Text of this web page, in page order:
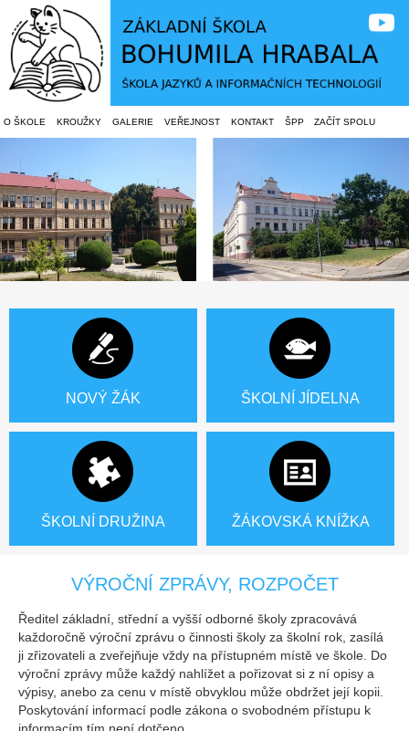
O ŠKOLE KROUŽKY GALERIE VEŘEJNOST KONTAKT ŠPP ZAČÍT SPOLU
NOVÝ ŽÁK ŠKOLNÍ JÍDELNA
ŠKOLNÍ DRUŽINA ŽÁKOVSKÁ KNÍŽKA
VÝROČNÍ ZPRÁVY, ROZPOČET
Ředitel základní, střední a vyšší odborné školy zpracovává
každoročně výroční zprávu o činnosti školy za školní rok, zasílá
ji zřizovateli a zveřejňuje vždy na přístupném místě ve škole. Do
výroční zprávy může každý nahlížet a pořizovat si z ní opisy a
výpisy, anebo za cenu v místě obvyklou může obdržet její kopii.
Poskytování informací podle zákona o svobodném přístupu k